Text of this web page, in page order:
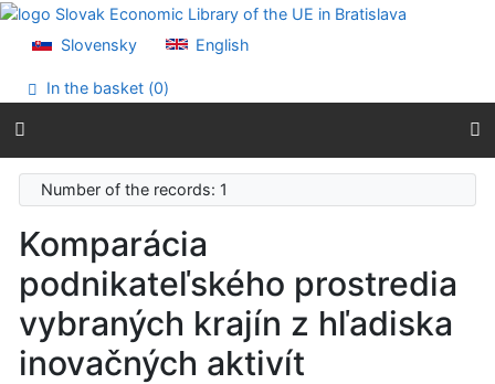
Go to content
Accessibility declaration
Slovensky English
In the basket (0)
Number of the records: 1
Komparácia
podnikateľského prostredia
vybraných krajín z hľadiska
inovačných aktivít